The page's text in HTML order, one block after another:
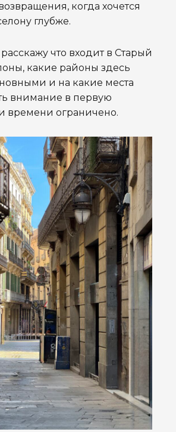
когда хочется
глубже.
расскажу что входит в Старый
какие районы здесь
и на какие места
внимание в первую
времени ограничено.